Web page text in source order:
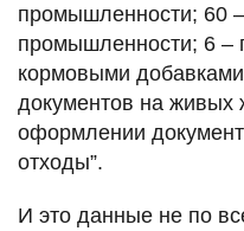
промышленности; 60
промышленности; 6 –
кормовыми
документов на живых
оформлении
отходы”.
И это данные не по